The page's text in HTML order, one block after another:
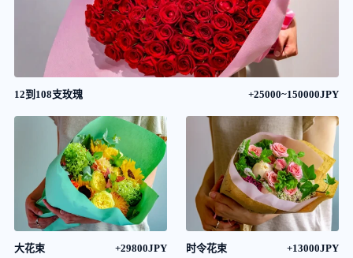
12到108支玫瑰 +25000~150000JPY
大花束 +29800JPY 时令花束 +13000JPY